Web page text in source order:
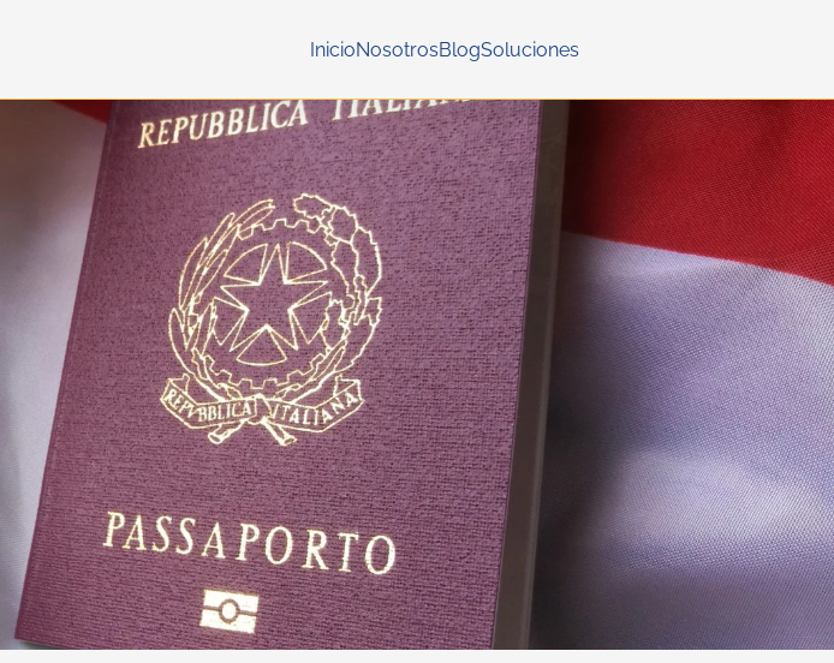
InicioNosotrosBlogSoluciones